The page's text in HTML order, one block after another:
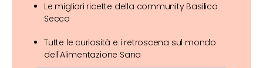
Le migliori ricette della community Basilico
Secco
Tutte le curiosità e i retroscena sul mondo
dell'Alimentazione Sana